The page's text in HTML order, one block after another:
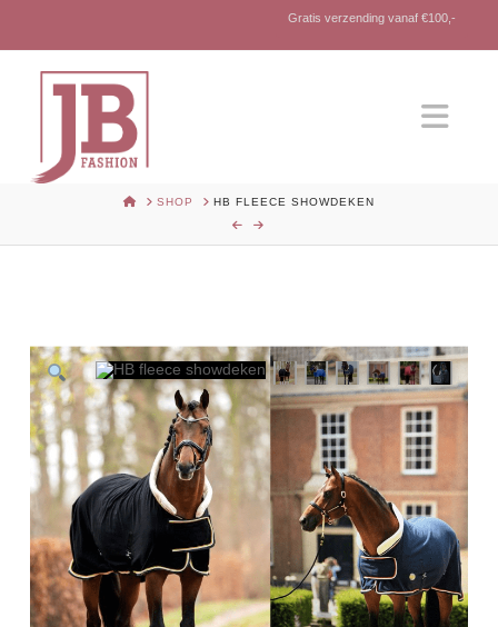
Gratis verzending vanaf €100,-
HOMESHOP HB FLEECE SHOWDEKEN